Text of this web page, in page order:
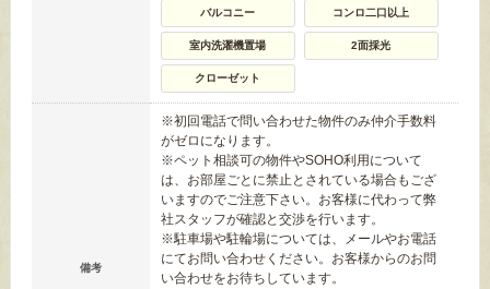
バルコニー コンロ二口以上
室内洗濯機置場 2面採光
クローゼット
備考
※初回電話で問い合わせた物件のみ仲介手数料
がゼロになります。
※ペット相談可の物件やSOHO利用について
は、お部屋ごとに禁止とされている場合もござ
いますのでご注意下さい。お客様に代わって弊
社スタッフが確認と交渉を行います。
※駐車場や駐輪場については、メールやお電話
にてお問い合わせください。お客様からのお問
い合わせをお待ちしています。